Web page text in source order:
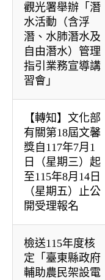
觀光署舉辦「潛
水活動（含浮
潛、水肺潛水及
自由潛水）管理
指引業務宣導講
習會」
【轉知】文化部
有關第18屆文馨
獎自117年7月1
日（星期三）起
至115年8月14日
（星期五）止公
開受理報名
檢送115年度核
定「臺東縣政府
輔助農民架設電